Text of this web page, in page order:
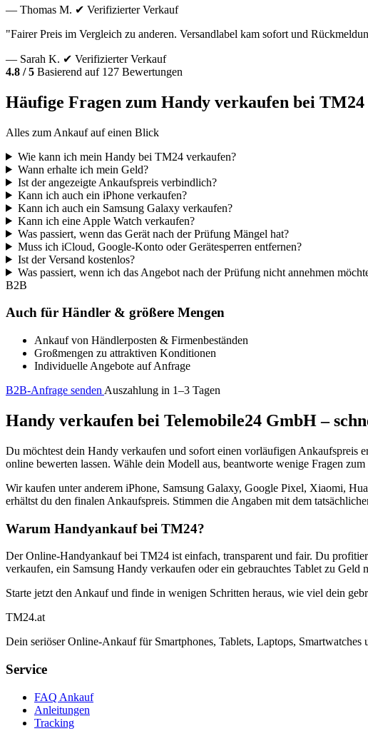
— Thomas M. ✔ Verifizierter Verkauf
"Fairer Preis im Vergleich zu anderen. Versandlabel kam sofort und
— Sarah K. ✔ Verifizierter Verkauf
4.8 / 5 Basierend auf 127 Bewertungen
Häufige Fragen zum Handy verkaufen bei TM24
Alles zum Ankauf auf einen Blick
Wie kann ich mein Handy bei TM24 verkaufen?
Wann erhalte ich mein Geld?
Ist der angezeigte Ankaufspreis verbindlich?
Kann ich auch ein iPhone verkaufen?
Kann ich auch ein Samsung Galaxy verkaufen?
Kann ich eine Apple Watch verkaufen?
Was passiert, wenn das Gerät nach der Prüfung Mängel hat?
Muss ich iCloud, Google-Konto oder Gerätesperren entfernen?
Ist der Versand kostenlos?
Was passiert, wenn ich das Angebot nach der Prüfung nicht annehmen
B2B
Auch für Händler & größere Mengen
Ankauf von Händlerposten & Firmenbeständen
Großmengen zu attraktiven Konditionen
Individuelle Angebote auf Anfrage
B2B-Anfrage senden Auszahlung in 1–3 Tagen
Handy verkaufen bei Telemobile24 GmbH –
Du möchtest dein Handy verkaufen und sofort einen vorläufigen Ankaufspreis
online bewerten lassen. Wähle dein Modell aus, beantworte wenige Fragen
Wir kaufen unter anderem iPhone, Samsung Galaxy, Google Pixel, Xiaomi,
erhältst du den finalen Ankaufspreis. Stimmen die Angaben mit dem
Warum Handyankauf bei TM24?
Der Online-Handyankauf bei TM24 ist einfach, transparent und fair. Du
verkaufen, ein Samsung Handy verkaufen oder ein gebrauchtes Tablet zu
Starte jetzt den Ankauf und finde in wenigen Schritten heraus, wie viel dein
TM24.at
Dein seriöser Online-Ankauf für Smartphones, Tablets, Laptops, Smartwatches
Service
FAQ Ankauf
Anleitungen
Tracking